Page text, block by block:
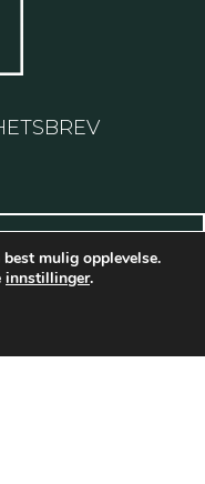
mulig opplevelse.
innstillinger.